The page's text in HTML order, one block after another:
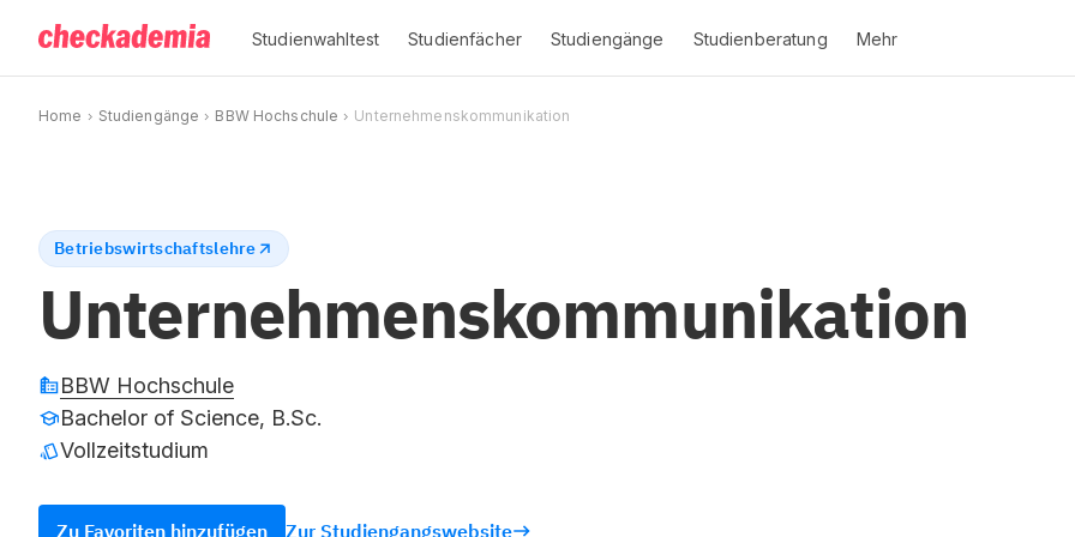
Studienwahltest Studienfächer Studiengänge Studienberatung Mehr
Home Studiengänge BBW Hochschule Unternehmenskommunikation
Betriebswirtschaftslehre
Unternehmenskommunikation
BBW Hochschule
Bachelor of Science, B.Sc.
Vollzeitstudium
Zu Favoriten hinzufügen Zur Studiengangswebsite